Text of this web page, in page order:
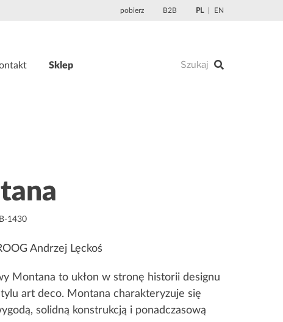
pobierz B2B PL EN
Sklep
1430
Andrzej Lęckoś
Montana to ukłon w stronę historii designu
art deco. Montana charakteryzuje się
solidną konstrukcją i ponadczasową